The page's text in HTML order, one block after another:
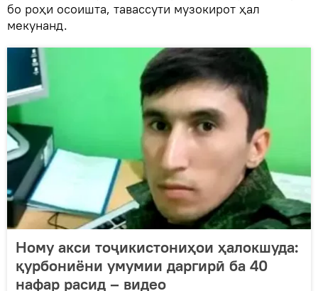
бо роҳи осоишта, тавассути музокирот ҳал
мекунанд.
Ному акси тоҷикистониҳои ҳалокшуда:
қурбониёни умумии даргирӣ ба 40
нафар расид – видео